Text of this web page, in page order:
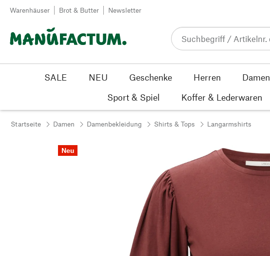
Zum Inhalt springen
Warenhäuser Brot & Butter Newsletter
SALE NEU Geschenke Herren Damen
Sport & Spiel
Koffer & Lederwaren
Startseite Damen Damenbekleidung Shirts & Tops Langarmshirts
Neu